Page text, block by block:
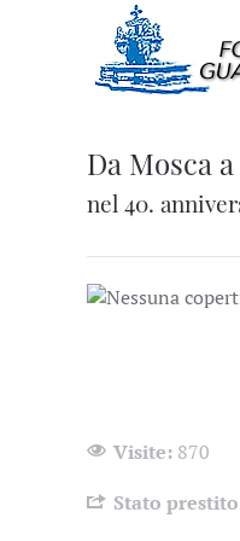
Da Mosca
nel 40.
Visite: 870
Stato